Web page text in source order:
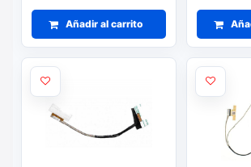
Añadir al carrito